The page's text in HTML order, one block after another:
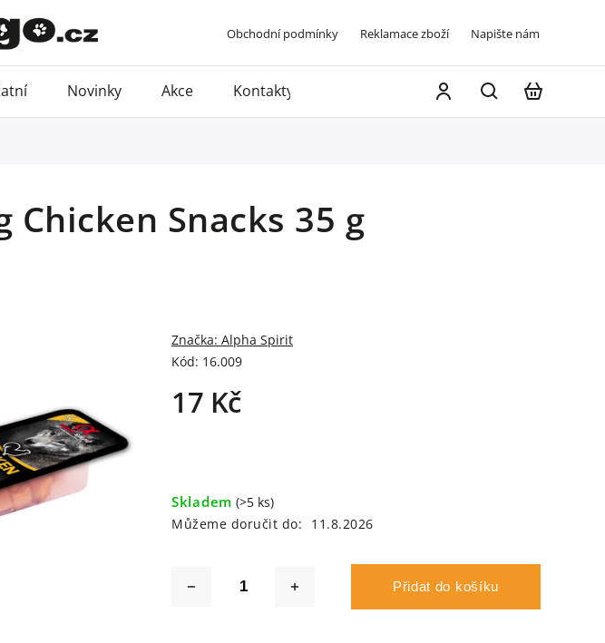
Obchodní podmínky Reklamace zboží Napište nám
Novinky Akce Kontakty
Chicken Snacks 35 g
Kód: 16.009
Značka: Alpha Spirit
17 Kč
Skladem (>5 ks)
Můžeme doručit do:
11.8.2026
Přidat do košíku